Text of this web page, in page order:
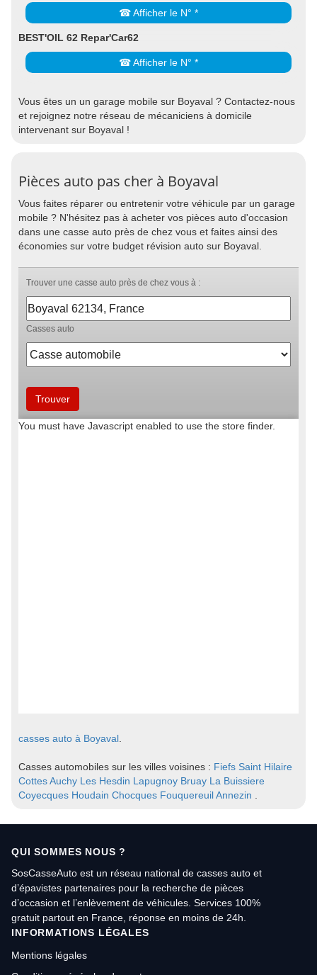
☎ Afficher le N° *
BEST'OIL 62 Repar'Car62
☎ Afficher le N° *
Vous êtes un un garage mobile sur Boyaval ? Contactez-nous
et rejoignez notre réseau de mécaniciens à domicile
intervenant sur Boyaval !
Pièces auto pas cher à Boyaval
Vous faites réparer ou entretenir votre véhicule par un garage
mobile ? N'hésitez pas à acheter vos pièces auto d'occasion
dans une casse auto près de chez vous et faites ainsi des
économies sur votre budget révision auto sur Boyaval.
casses auto à Boyaval
Casses automobiles sur les villes voisines : Fiefs Saint Hilaire
CottesAuchy Les Hesdin Lapugnoy Bruay La Buissiere
Coyecques Houdain Chocques FouquereuilAnnezin
QUI SOMMES NOUS ?
SosCasseAuto est un réseau national de casses auto et
d’épavistes partenaires pour la recherche de pièces
d’occasion et l’enlèvement de véhicules. Services 100%
gratuit partout en France, réponse en moins de 24h.
INFORMATIONS LÉGALES
Mentions légales